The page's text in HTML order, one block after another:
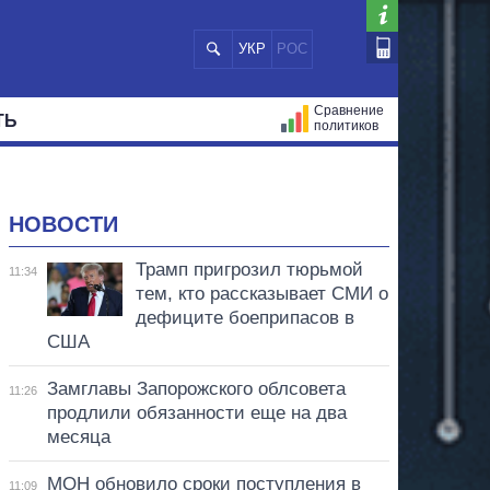
УКР РОС
Сравнение
политиков
НОВОСТИ
11:34
Трамп пригрозил тюрьмой
тем, кто рассказывает СМИ о
дефиците боеприпасов в
США
11:26
Замглавы Запорожского облсовета
продлили обязанности еще на два
месяца
11:09
МОН обновило сроки поступления в